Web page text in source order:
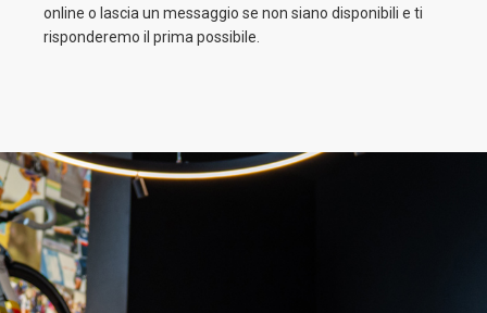
online o lascia un messaggio se non siano disponibili e ti
risponderemo il prima possibile.